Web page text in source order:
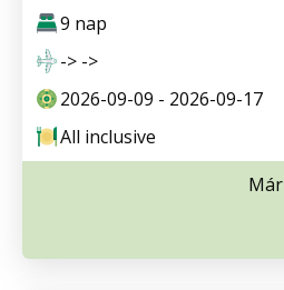
9 nap
-> ->
2026-09-09 - 2026-09-17
All inclusive
Már